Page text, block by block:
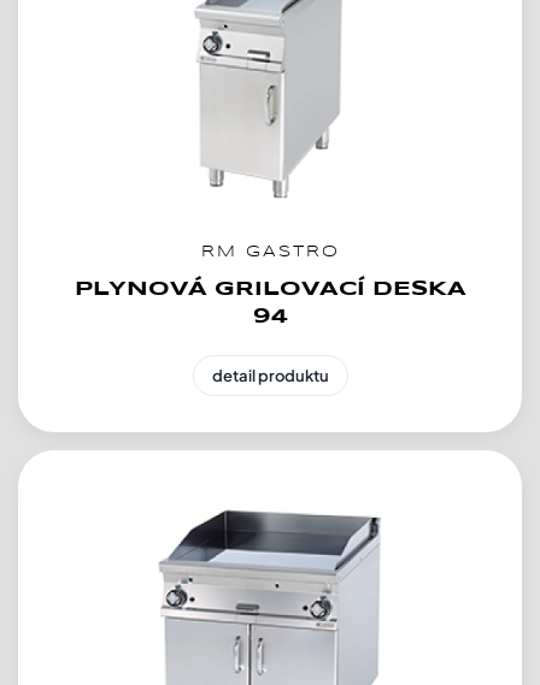
RM GASTRO
PLYNOVÁ GRILOVACÍ DESKA
94
detail produktu